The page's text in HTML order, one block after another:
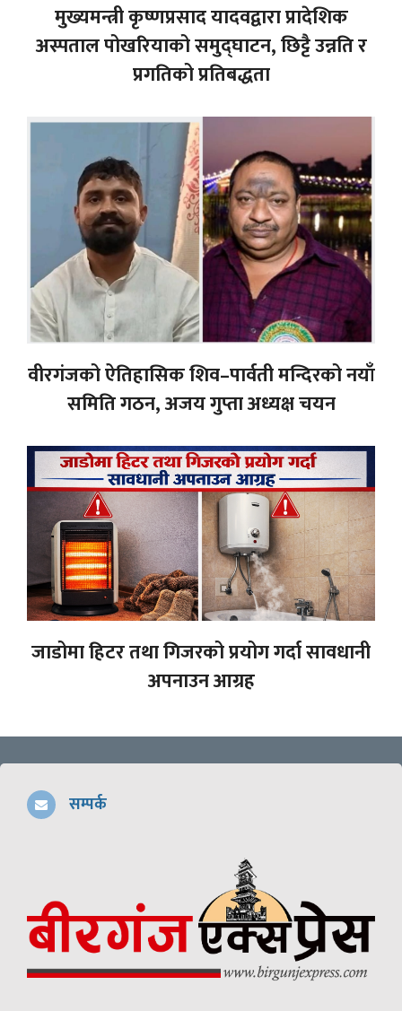
मुख्यमन्त्री कृष्णप्रसाद यादवद्वारा प्रादेशिक
अस्पताल पोखरियाको समुद्घाटन, छिट्टै उन्नति र
प्रगतिको प्रतिबद्धता
वीरगंजको ऐतिहासिक शिव–पार्वती मन्दिरको नयाँ
समिति गठन, अजय गुप्ता अध्यक्ष चयन
जाडोमा हिटर तथा गिजरको प्रयोग गर्दा सावधानी
अपनाउन आग्रह
सम्पर्क